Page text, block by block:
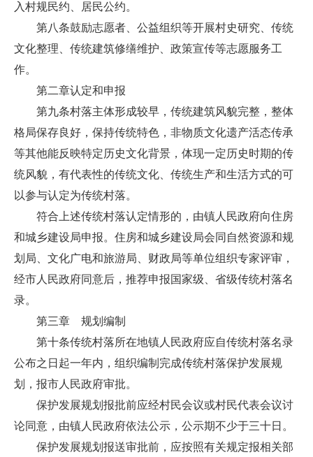
入村规民约、居民公约。
第八条鼓励志愿者、公益组织等开展村史研究、传统
文化整理、传统建筑修缮维护、政策宣传等志愿服务工
作。
第二章认定和申报
第九条村落主体形成较早，传统建筑风貌完整，整体
格局保存良好，保持传统特色，非物质文化遗产活态传承
等其他能反映特定历史文化背景，体现一定历史时期的传
统风貌，有代表性的传统文化、传统生产和生活方式的可
以参与认定为传统村落。
符合上述传统村落认定情形的，由镇人民政府向住房
和城乡建设局申报。住房和城乡建设局会同自然资源和规
划局、文化广电和旅游局、财政局等单位组织专家评审，
经市人民政府同意后，推荐申报国家级、省级传统村落名
录。
第三章 规划编制
第十条传统村落所在地镇人民政府应自传统村落名录
公布之日起一年内，组织编制完成传统村落保护发展规
划，报市人民政府审批。
保护发展规划报批前应经村民会议或村民代表会议讨
论同意，由镇人民政府依法公示，公示期不少于三十日。
保护发展规划报送审批前，应按照有关规定报相关部